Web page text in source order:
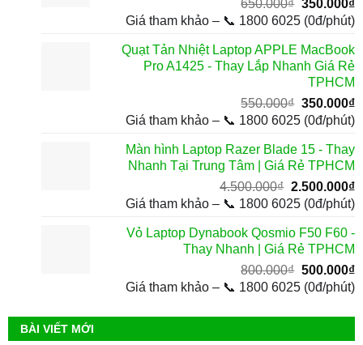
650.000₫
gốc
650.000₫.
350.000₫
Giá tham khảo – 📞 1800 6025 (0đ/phút)
Quạt Tản Nhiệt Laptop APPLE MacBook
Pro A1425 - Thay Lắp Nhanh Giá Rẻ
TPHCM
550.000₫ Giá
gốc
550.000₫.
350.000₫
Giá tham khảo – 📞 1800 6025 (0đ/phút)
Màn hình Laptop Razer Blade 15 - Thay
Nhanh Tại Trung Tâm | Giá Rẻ TPHCM
4.500.000₫ Giá
gốc
4.500.000₫.
2.500.000₫
Giá tham khảo – 📞 1800 6025 (0đ/phút)
Vỏ Laptop Dynabook Qosmio F50 F60 -
Thay Nhanh | Giá Rẻ TPHCM
800.000₫ Giá
gốc
800.000₫.
500.000₫
Giá tham khảo – 📞 1800 6025 (0đ/phút)
BÀI VIẾT MỚI